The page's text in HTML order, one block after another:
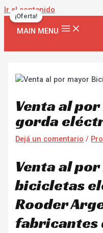
Ir al contenido
MAIN MENU
Venta al
gorda
Dejá un comentario /
Venta al
bicicletas
Rooder
fabricantes
¡Oferta!